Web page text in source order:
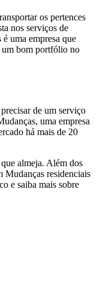
os pertences
nos serviços de
uma empresa que
um bom portfólio no
de um serviço
uma empresa
há mais de 20
almeja. Além dos
Mudanças residenciais
e saiba mais sobre